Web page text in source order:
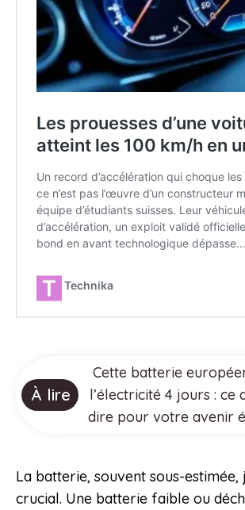
À lire
Cette batterie
l’électricité 4 jours : ce
dire pour votre avenir
La batterie, souvent sous-
crucial. Une batterie faible ou